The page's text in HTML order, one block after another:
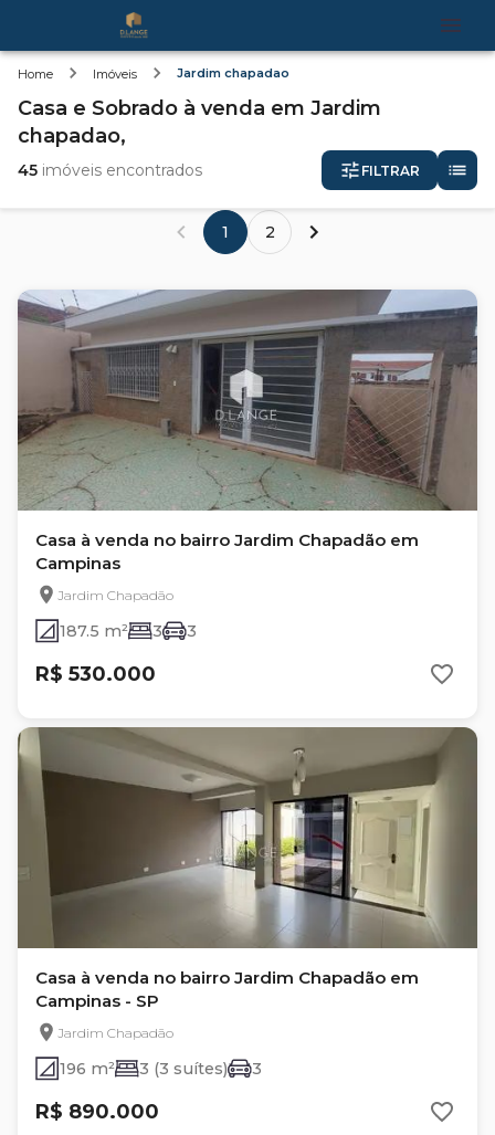
Home Imóveis Jardim chapadao
Casa e Sobrado à venda em Jardim
chapadao,
45 imóveis encontrados FILTRAR
1 2
Casa à venda no bairro Jardim Chapadão em
Campinas
Jardim Chapadão
187.5 m² 3 3
R$ 530.000
Casa à venda no bairro Jardim Chapadão em
Campinas - SP
Jardim Chapadão
196 m² 3 (3 suítes) 3
R$ 890.000